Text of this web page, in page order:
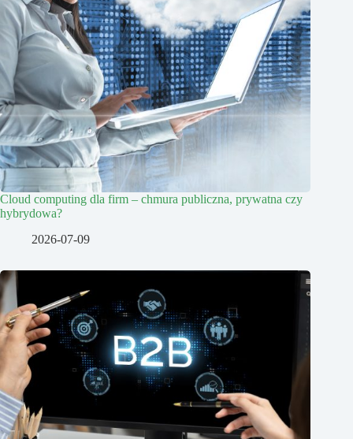
Cloud computing dla firm – chmura publiczna, prywatna czy
hybrydowa?
2026-07-09